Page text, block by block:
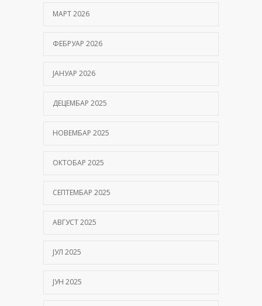
МАРТ 2026
ФЕБРУАР 2026
ЈАНУАР 2026
ДЕЦЕМБАР 2025
НОВЕМБАР 2025
ОКТОБАР 2025
СЕПТЕМБАР 2025
АВГУСТ 2025
ЈУЛ 2025
ЈУН 2025